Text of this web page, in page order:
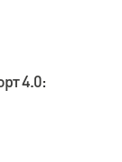
4.0: